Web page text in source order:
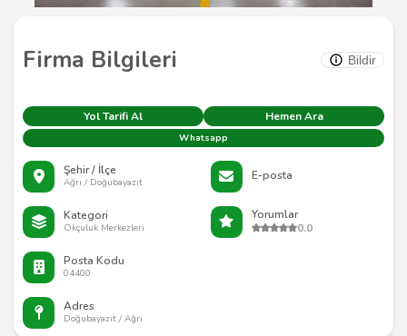
Firma Bilgileri Bildir
Yol Tarifi Al Hemen Ara
Whatsapp
Şehir / İlçe
Ağrı / Doğubayazıt E-posta
Kategori
Okçuluk Merkezleri
Yorumlar
0.0
Posta Kodu
04400
Adres
Doğubayazıt / Ağrı